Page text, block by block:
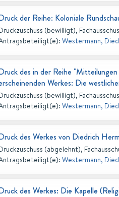
der Reihe: Koloniale
(bewilligt),
: Westermann,
des in der Reihe
Werkes: Die
(bewilligt),
: Westermann,
des Werkes von Diedrich
(abgelehnt),
: Westermann,
des Werkes: Die Kapelle